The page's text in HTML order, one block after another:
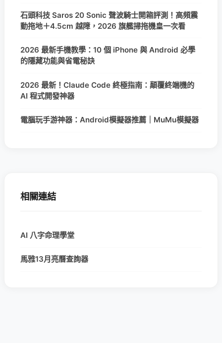
石頭科技 Saros 20 Sonic 聲波騎士開箱評測！高頻震
動拖地＋4.5cm 越障，2026 旗艦掃拖機皇一次看
2026 最新手機教學：10 個 iPhone 與 Android 必學
的隱藏功能與省電秘訣
2026 最新！Claude Code 終極指南：顛覆終端機的
AI 程式開發神器
電腦玩手游神器：Android模擬器推薦｜MuMu模擬器
相關連結
AI 八字命理學堂
馬雅13月亮曆查詢器